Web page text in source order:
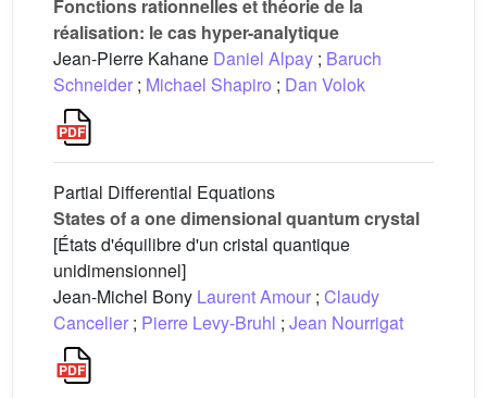
Fonctions rationnelles et théorie de la
réalisation: le cas hyper-analytique
Jean-Pierre Kahane Daniel Alpay ; Baruch
Schneider ; Michael Shapiro ; Dan Volok
Partial Differential Equations
States of a one dimensional quantum crystal
[États d'équilibre d'un cristal quantique
unidimensionnel]
Jean-Michel Bony Laurent Amour ; Claudy
Cancelier ; Pierre Levy-Bruhl ; Jean Nourrigat